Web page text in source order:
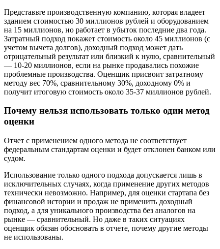
Представьте производственную компанию, которая владеет
зданием стоимостью 30 миллионов рублей и оборудованием
на 15 миллионов, но работает в убыток последние два года.
Затратный подход покажет стоимость около 45 миллионов (с
учетом вычета долгов), доходный подход может дать
отрицательный результат или близкий к нулю, сравнительный
— 10-20 миллионов, если на рынке продавались похожие
проблемные производства. Оценщик присвоит затратному
методу вес 70%, сравнительному 30%, доходному 0% и
получит итоговую стоимость около 35-37 миллионов рублей.
Почему нельзя использовать только один метод
оценки
Отчет с применением одного метода не соответствует
федеральным стандартам оценки и будет отклонен банком или
судом.
Использование только одного подхода допускается лишь в
исключительных случаях, когда применение других методов
технически невозможно. Например, для оценки стартапа без
финансовой истории и продаж не применить доходный
подход, а для уникального производства без аналогов на
рынке — сравнительный. Но даже в таких ситуациях
оценщик обязан обосновать в отчете, почему другие методы
не использованы.